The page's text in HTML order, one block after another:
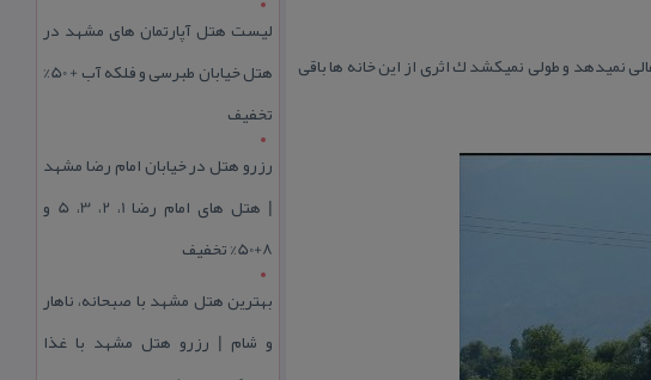
نمیدهد و طولی نمیكشد ك اثری از این خانه ها باقی
لیست هتل آپارتمان های مشهد در
هتل خیابان طبرسی و فلکه آب + 50%
تخفیف
رزرو هتل در خیابان امام رضا مشهد
| هتل‌ های امام رضا 1، 2، 3، 5 و
8+50% تخفیف
بهترین هتل مشهد با صبحانه، ناهار
و شام | رزرو هتل مشهد با غذا